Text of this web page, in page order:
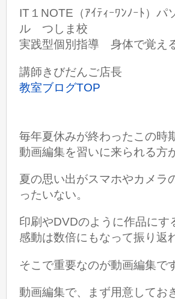
IT１NOTE（ｱｲﾃｨｰﾜﾝﾉｰﾄ）パ
ル つしま校
実践型個別指導 身体で覚え
講師きびだんご店長
教室ブログTOP
毎年夏休みが終わったこの時
動画編集を習いに来られる方
夏の思い出がスマホやカメラ
ったいない。
印刷やDVDのように作品にす
感動は数倍にもなって振り返
そこで重要なのが動画編集で
動画編集で、まず用意してお